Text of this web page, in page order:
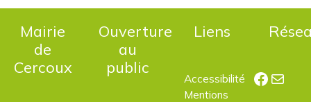
Mairie
de
Cercoux
Ouverture
au
public
Liens
Accessibilité
Mentions
E-mail